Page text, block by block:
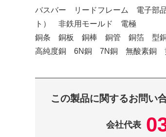
バスバー リードフレーム 電子
ト） 非鉄用モールド 電極
銅条 銅板 銅棒 銅管 銅箔 型銅（
高純度銅 6N銅 7N銅 無酸素銅
この製品に関するお問い
会社代表